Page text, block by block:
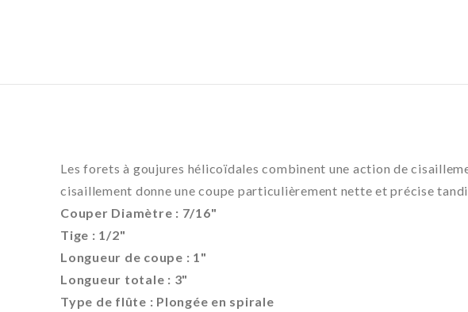
Les forets à goujures hélicoïdales combinent une action de
cisaillement donne une coupe particulièrement nette et précise
Couper Diamètre : 7/16"
Tige : 1/2"
Longueur de coupe : 1"
Longueur totale : 3"
Type de flûte : Plongée en spirale